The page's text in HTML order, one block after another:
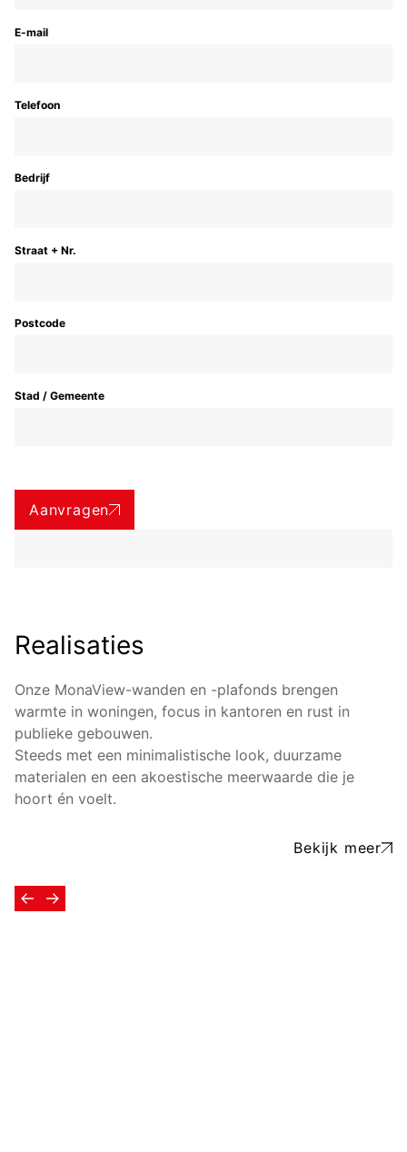
E-mail
Telefoon
Bedrijf
Straat + Nr.
Postcode
Stad / Gemeente
Aanvragen
Realisaties
Onze MonaView-wanden en -plafonds brengen
warmte in woningen, focus in kantoren en rust in
publieke gebouwen.
Steeds met een minimalistische look, duurzame
materialen en een akoestische meerwaarde die je
hoort én voelt.
Bekijk meer